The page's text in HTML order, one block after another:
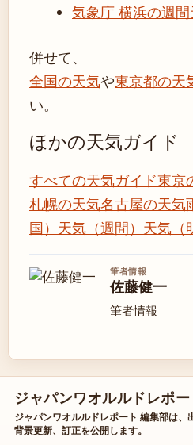
気象庁 横浜の週
併せて、
全国の天気や東京都の天
い。
ほかの天気ガイド
すべての天気ガイド東京
札幌の天気名古屋の天気
国） 天気（週間） 天気（
筆者情報
佐藤健一
筆者情報
ジャパンワオルルドレポー
ジャパンワオルルドレポート 編集部は、
背景更新、訂正を公開します。